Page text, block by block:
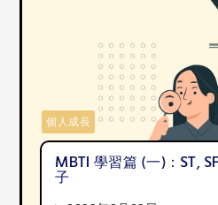
MBTI 學習篇 (一)：ST,
子
個人成長